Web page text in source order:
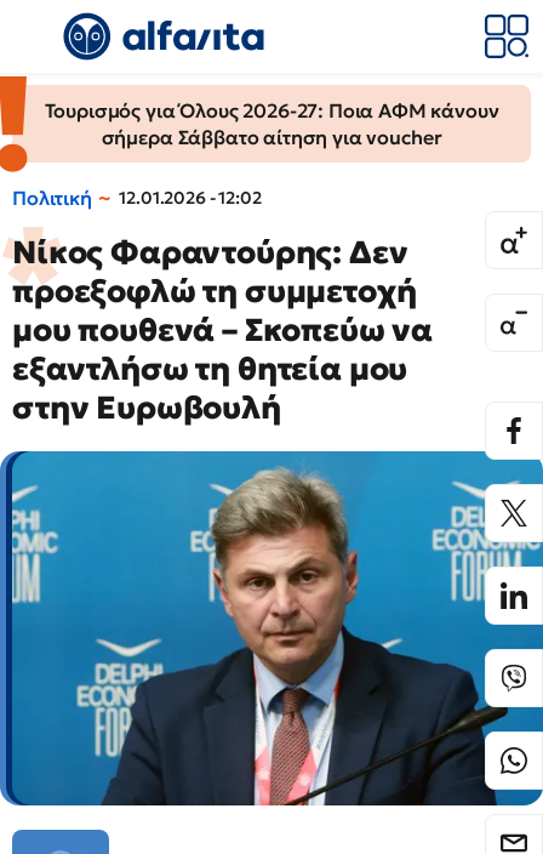
Τουρισμός για Όλους 2026-27: Ποια ΑΦΜ κάνουν
σήμερα Σάββατο αίτηση για voucher
Πολιτική 12.01.2026 - 12:02
Νίκος Φαραντούρης: Δεν
προεξοφλώ τη συμμετοχή
μου πουθενά – Σκοπεύω να
εξαντλήσω τη θητεία μου
στην Ευρωβουλή